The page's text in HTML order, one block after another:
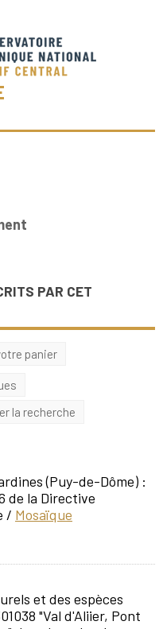
PAR CET
panier
la recherche
(Puy-de-Dôme) :
de la Directive
/ Mosaïque
et des espèces
"Val d'Aliier, Pont